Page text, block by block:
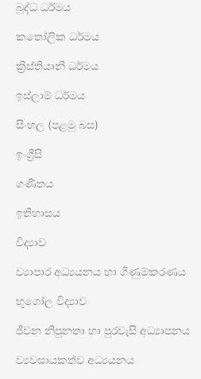
බුද්ධ ධර්මය
කතෝලික ධර්මය
ක්‍රිස්තියානි ධර්මය
ඉස්ලාම් ධර්මය
සිංහල (පළමු බස)
ඉංග්‍රීසි
ගණිතය
ඉතිහාසය
විද්‍යාව
ව්‍යාපාර අධ්‍යයනය හා ගිණුම්කරණය
භූගෝල විද්‍යාව
ජීවන නිපුනතා හා පුරවැසි අධ්‍යාපනය
ව්‍යවසායකත්ව අධ්‍යයනය